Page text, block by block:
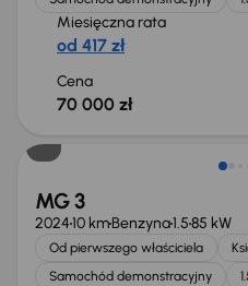
Miesięczna rata
od 417 zł
Cena
70 000 zł
MG 3
202410 kmBenzyna1.585 kW
Od pierwszego właściciela
Samochód demonstracyjny